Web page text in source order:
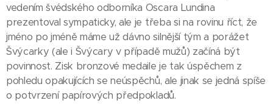
vedením švédského odborníka Oscara Lundina
prezentoval sympaticky, ale je třeba si na rovinu říct, že
jméno po jméně máme už dávno silnější tým a porážet
Švýcarky (ale i Švýcary v případě mužů) začíná být
povinnost. Zisk bronzové medaile je tak úspěchem z
pohledu opakujících se neúspěchů, ale jinak se jedná spíše
o potvrzení papírových předpokladů.